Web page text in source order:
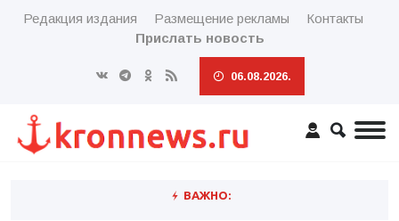
Редакция издания Размещение рекламы
Контакты
Прислать новость
06.08.2026.
ВАЖНО: